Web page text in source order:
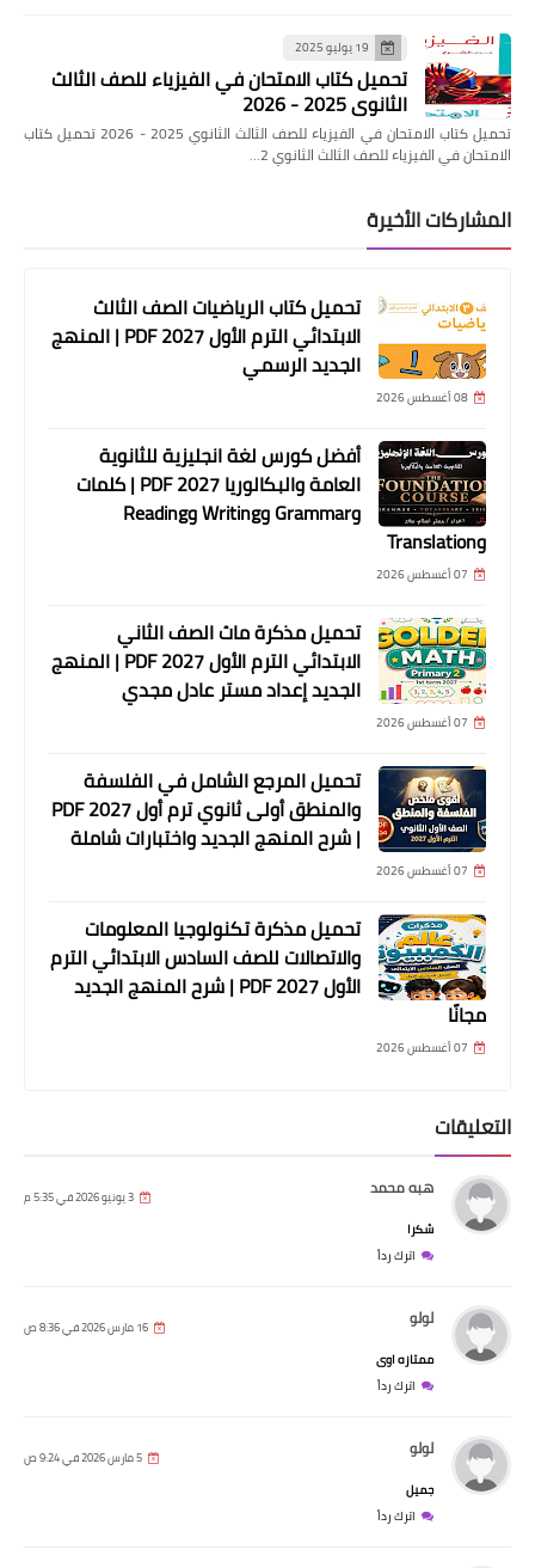
19 يوليو 2025
تحميل كتاب الامتحان في الفيزياء للصف الثالث
الثانوي 2025 - 2026
تحميل كتاب الامتحان في الفيزياء للصف الثالث الثانوي 2025 - 2026 تحميل كتاب
الامتحان في الفيزياء للصف الثالث الثانوي 2…
المشاركات الأخيرة
تحميل كتاب الرياضيات الصف الثالث
الابتدائي الترم الأول 2027 PDF | المنهج
الجديد الرسمي
08 أغسطس 2026
أفضل كورس لغة انجليزية للثانوية
العامة والبكالوريا 2027 PDF | كلمات
وGrammar وWriting وReading
وTranslation
07 أغسطس 2026
تحميل مذكرة ماث الصف الثاني
الابتدائي الترم الأول 2027 PDF | المنهج
الجديد إعداد مستر عادل مجدي
07 أغسطس 2026
تحميل المرجع الشامل في الفلسفة
والمنطق أولى ثانوي ترم أول 2027 PDF
| شرح المنهج الجديد واختبارات شاملة
07 أغسطس 2026
تحميل مذكرة تكنولوجيا المعلومات
والاتصالات للصف السادس الابتدائي الترم
الأول 2027 PDF | شرح المنهج الجديد
مجانًا
07 أغسطس 2026
التعليقات
هبه محمد 3 يونيو 2026 في 5:35 م
شكرا
اترك رداً
لولو 16 مارس 2026 في 8:36 ص
ممتازه اوى
اترك رداً
لولو 5 مارس 2026 في 9:24 ص
جميل
اترك رداً